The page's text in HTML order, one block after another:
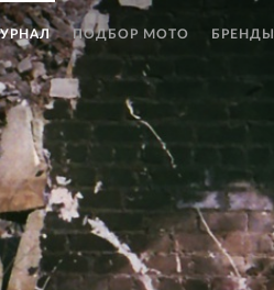
ПОДБОР МОТО БРЕНДЫ